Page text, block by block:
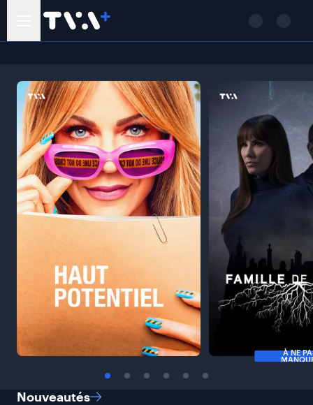
À NE
Nouveautés